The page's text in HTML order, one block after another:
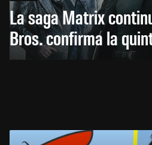
La saga Matrix
Bros. confirma la